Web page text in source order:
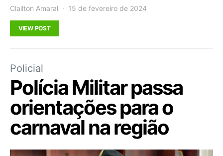
Clailton Amaral 15 de fevereiro de 2024
VIEW POST
Policial
Polícia Militar passa
orientações para o
carnaval na região